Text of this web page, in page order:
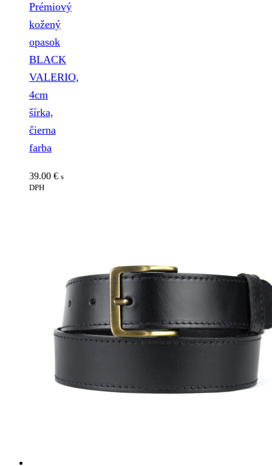
Prémiový
kožený
opasok
BLACK
VALERIO,
4cm
šírka,
čierna
farba
39.00 € s
DPH